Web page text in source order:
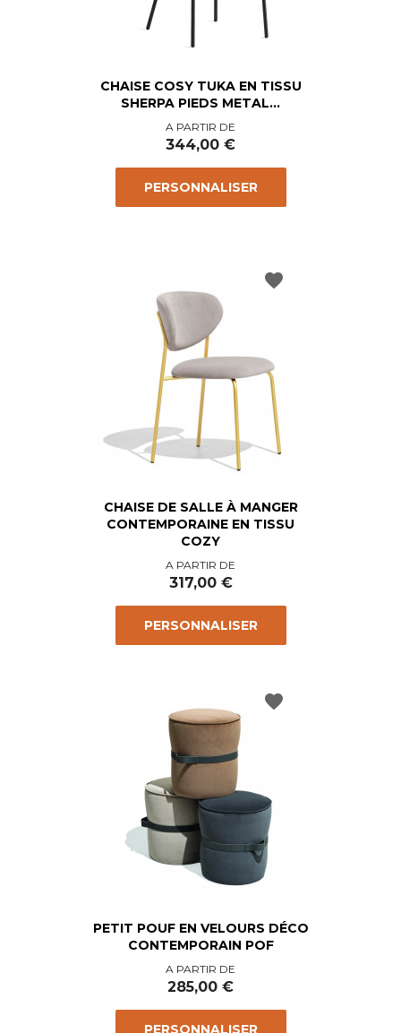
CHAISE COSY TUKA EN TISSU
SHERPA PIEDS METAL...
Prix
A PARTIR DE
344,00 €
PERSONNALISER
CHAISE DE SALLE À MANGER
CONTEMPORAINE EN TISSU
COZY
Prix
A PARTIR DE
317,00 €
PERSONNALISER
favorite
PETIT POUF EN VELOURS DÉCO
CONTEMPORAIN POF
Prix
A PARTIR DE
285,00 €
PERSONNALISER
favorite